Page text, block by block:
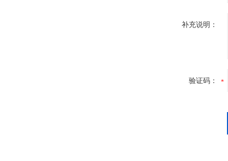
补充说明：
验证码：